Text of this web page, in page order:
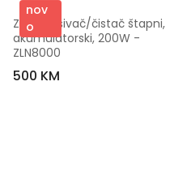
nov
o
Zilan Usisivač/čistač štapni,
akumulatorski, 200W -
ZLN8000
500 KM